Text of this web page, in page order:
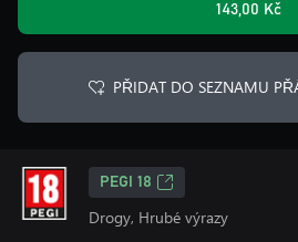
143,00 Kč
PŘIDAT DO SEZNAMU
PEGI 18
Drogy, Hrubé výrazy